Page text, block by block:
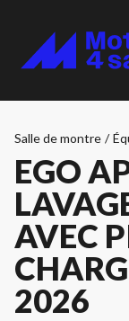
Salle de montre /
EGO
AVEC
2026